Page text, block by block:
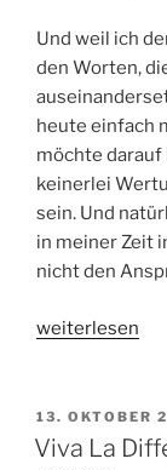
Und weil ich
den Worten,
heute einfach
möchte
keinerlei
sein. Und
in meiner Zeit
nicht den
„Dom,
Sub,
Bottom,
weiterlesen
AM
13. OKTOBER
Viva La